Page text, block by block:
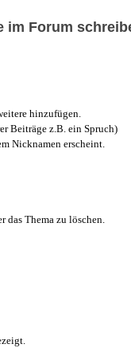
im Forum
hinzufügen.
Beiträge z.B. ein Spruch)
Nicknamen erscheint.
das Thema zu löschen.